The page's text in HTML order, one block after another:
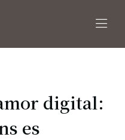
digital:
es